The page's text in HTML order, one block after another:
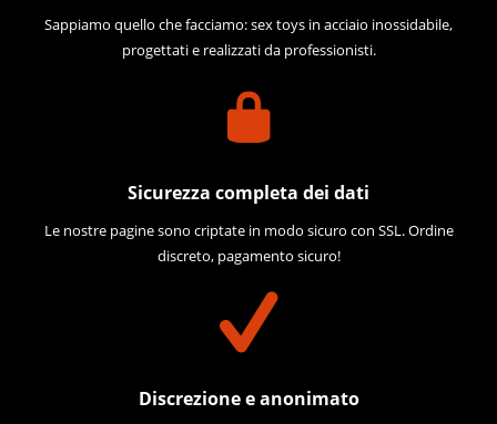
Sappiamo quello che facciamo: sex toys in acciaio inossidabile,
progettati e realizzati da professionisti.
Sicurezza completa dei dati
Le nostre pagine sono criptate in modo sicuro con SSL. Ordine
discreto, pagamento sicuro!
Discrezione e anonimato